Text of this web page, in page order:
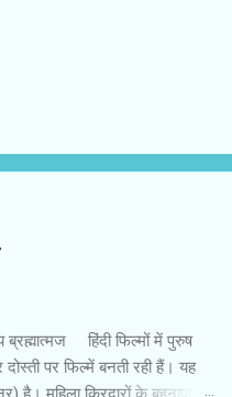
हिंदी फिल्‍मों में पुरुष
पर फिल्‍में बनती रही हैं। यह